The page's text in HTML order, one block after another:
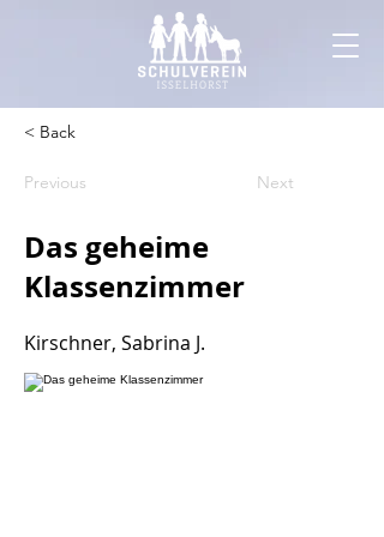
< Back
Previous Next
Das geheime
Klassenzimmer
Kirschner, Sabrina J.